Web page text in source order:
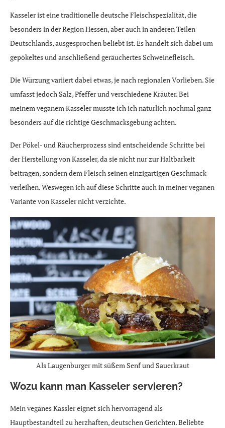
Kasseler ist eine traditionelle deutsche Fleischspezialität, die
besonders in der Region Hessen, aber auch in anderen Teilen
Deutschlands, ausgesprochen beliebt ist. Es handelt sich dabei um
gepökeltes und anschließend geräuchertes Schweinefleisch.
Die Würzung variiert dabei etwas, je nach regionalen Vorlieben. Sie
umfasst jedoch Salz, Pfeffer und verschiedene Kräuter. Bei
meinem veganem Kasseler musste ich ich natürlich nochmal ganz
besonders auf die richtige Geschmacksgebung achten.
Der Pökel- und Räucherprozess sind entscheidende Schritte bei
der Herstellung von Kasseler, da sie nicht nur zur Haltbarkeit
beitragen, sondern dem Fleisch seinen einzigartigen Geschmack
verleihen. Weswegen ich auf diese Schritte auch in meiner veganen
Variante von Kasseler nicht verzichte.
Als Laugenburger mit süßem Senf und Sauerkraut
Wozu kann man Kasseler servieren?
Mein veganes Kassler eignet sich hervorragend als
Hauptbestandteil zu herzhaften, deutschen Gerichten. Beliebte